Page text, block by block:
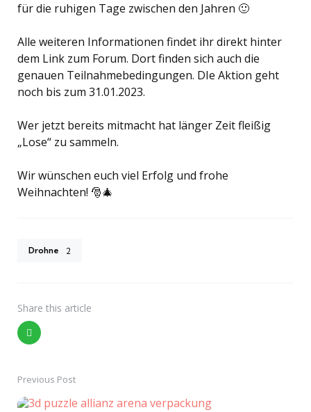
für die ruhigen Tage zwischen den Jahren 🙂
Alle weiteren Informationen findet ihr direkt hinter
dem Link zum Forum. Dort finden sich auch die
genauen Teilnahmebedingungen. DIe Aktion geht
noch bis zum 31.01.2023.
Wer jetzt bereits mitmacht hat länger Zeit fleißig
„Lose“ zu sammeln.
Wir wünschen euch viel Erfolg und frohe
Weihnachten! 🎅🎄
Drohne 2
Share this article
PostPrevious Post